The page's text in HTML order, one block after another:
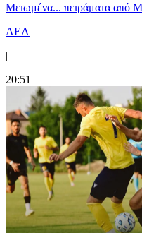
Μειωμένα... πειράματα από
ΑΕΛ
|
20:51